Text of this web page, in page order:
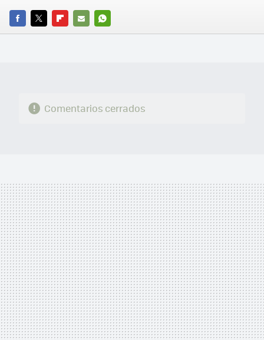
FACEBOOK
TWITTERFLIPBOARD
E-
WHATSAPP
Comentarios cerrados